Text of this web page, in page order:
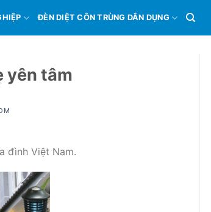
ĐÈN DIỆT CÔN TRÙNG DÂN DỤNG
yên tâm
đình Việt Nam.